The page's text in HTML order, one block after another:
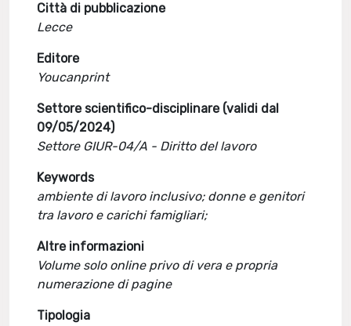
Città di pubblicazione
Lecce
Editore
Youcanprint
Settore scientifico-disciplinare (validi dal
09/05/2024)
Settore GIUR-04/A - Diritto del lavoro
Keywords
ambiente di lavoro inclusivo; donne e genitori
tra lavoro e carichi famigliari;
Altre informazioni
Volume solo online privo di vera e propria
numerazione di pagine
Tipologia